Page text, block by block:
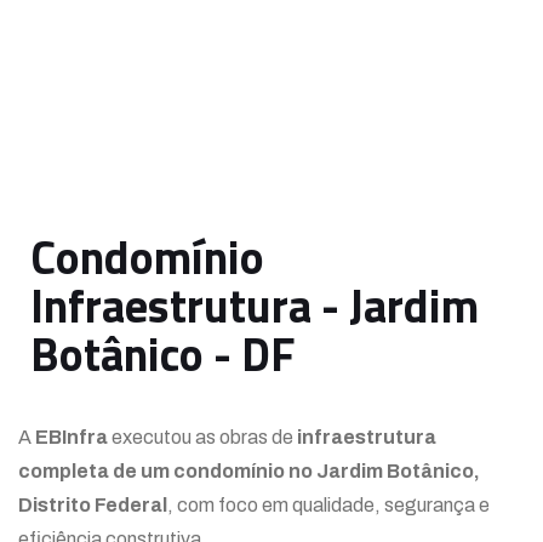
Condomínio
Infraestrutura - Jardim
Botânico - DF
A EBInfraexecutou as obras de infraestrutura
completa de um condomínio no Jardim Botânico,
Distrito Federal , com foco em qualidade, segurança e